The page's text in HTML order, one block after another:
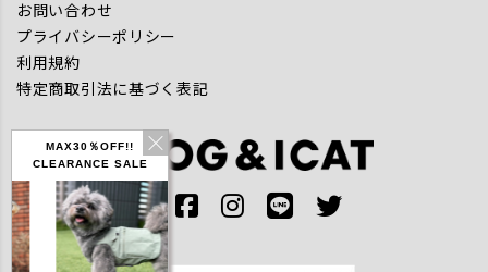
MAX30％OFF!!
CLEARANCE SALE
お問い合わせ
プライバシーポリシー
利用規約
特定商取引法に基づく表記